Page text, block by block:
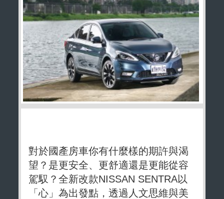
對於國產房車你有什麼樣的期許與渴
望？是更安全、更舒適還是更能從容
駕馭？全新改款NISSAN SENTRA以
「心」為出發點，透過人文思維與美